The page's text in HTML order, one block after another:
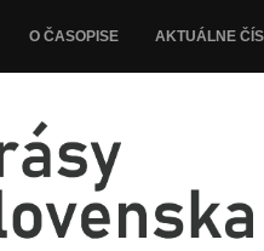
O ČASOPISE AKTUÁLNE